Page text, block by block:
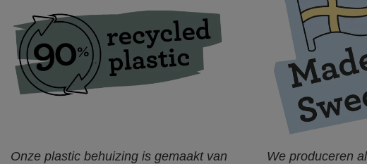
Onze plastic behuizing is gemaakt van
We produceren